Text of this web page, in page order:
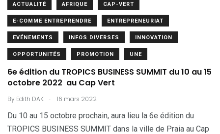
ACTUALITÉ AFRIQUE CAP-VERT
E-COMME ENTREPRENDRE ENTREPRENEURIAT
EVÉNEMENTS INFOS DIVERSES INNOVATION
OPPORTUNITÉS PROMOTION UNE
6e édition du TROPICS BUSINESS SUMMIT du 10 au 15
octobre 2022 au Cap Vert
By Edith DAK . 16 mars 2022
Du 10 au 15 octobre prochain, aura lieu la 6e édition du
TROPICS BUSINESS SUMMIT dans la ville de Praia au Cap